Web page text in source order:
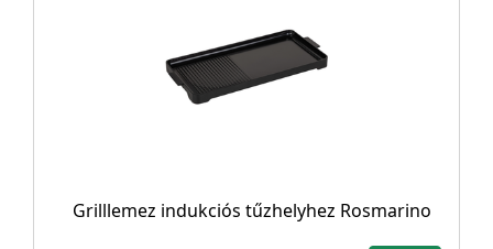
Grilllemez indukciós tűzhelyhez Rosmarino